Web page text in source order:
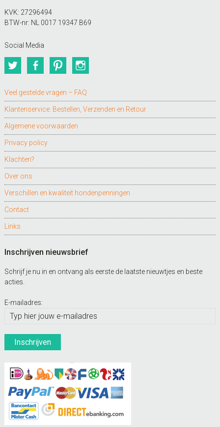
KVK: 27296494
BTW-nr: NL 0017 19347 B69
Social Media
TwitterFacebookPinterest
Veel gestelde vragen – FAQ
Klantenservice: Bestellen, Verzenden en Retour
Algemene voorwaarden
Privacy policy
Klachten?
Over ons
Verschillen en kwaliteit hondenpenningen
Contact
Links
Inschrijven nieuwsbrief
Schrijf je nu in en ontvang als eerste de laatste nieuwtjes en beste
acties.
E-mailadres: